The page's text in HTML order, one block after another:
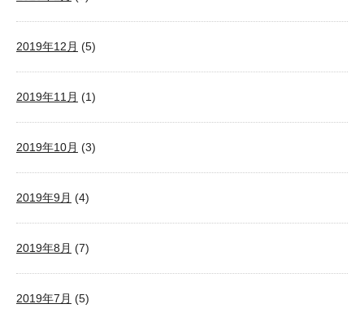
2019年12月 (5)
2019年11月 (1)
2019年10月 (3)
2019年9月 (4)
2019年8月 (7)
2019年7月 (5)